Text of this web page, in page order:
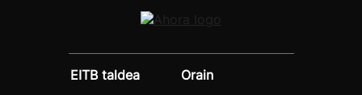
EITB taldea
Orain